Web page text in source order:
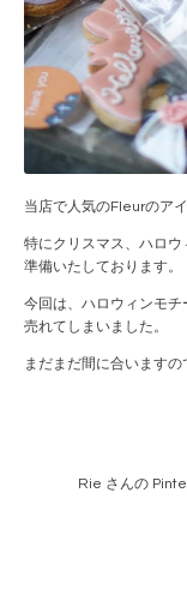
当店で人気のFleurのア
特にクリスマス、ハロ
準備いたしております。
今回は、ハロウィンモ
売れてしまいました。
まだまだ間に合います
Rie さんの